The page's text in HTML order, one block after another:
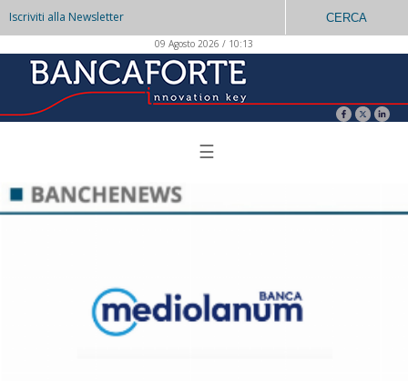
Iscriviti alla Newsletter CERCA
09 Agosto 2026 / 10:13
☰